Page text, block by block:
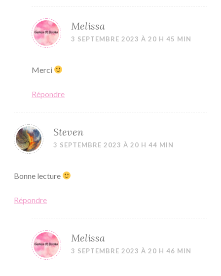
Melissa
3 SEPTEMBRE 2023 À 20 H 45 MIN
Merci
Répondre
Steven
3 SEPTEMBRE 2023 À 20 H 44 MIN
Bonne lecture
Répondre
Melissa
3 SEPTEMBRE 2023 À 20 H 46 MIN